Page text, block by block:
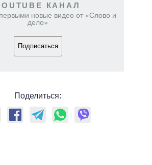
КАНАЛ
новые видео от «Слово и
дело»
Подписаться
Поделиться: